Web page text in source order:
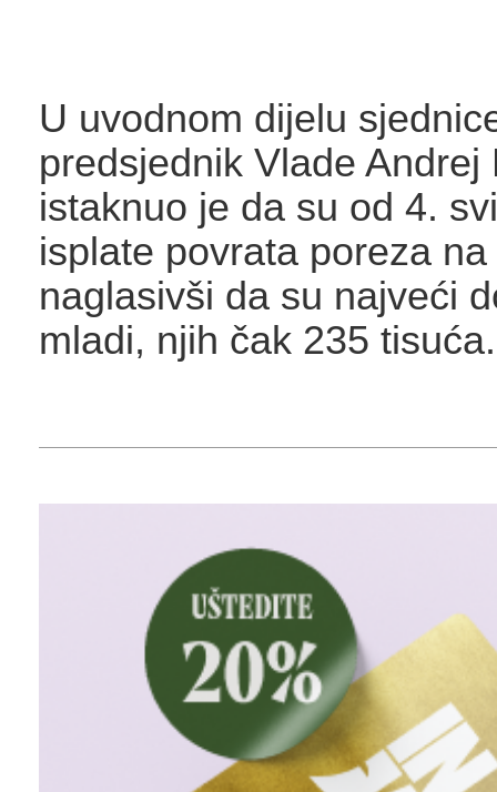
U uvodnom dijelu
predsjednik Vlade Andrej
istaknuo je da su od 4.
isplate povrata poreza
naglasivši da su najveći
mladi, njih čak 235 tisuća.